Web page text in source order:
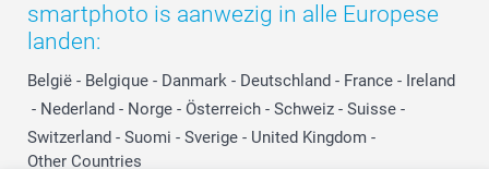
smartphoto is aanwezig in alle Europese
landen:
België - Belgique - Danmark - Deutschland - France - Ireland
- Nederland - Norge - Österreich - Schweiz - Suisse -
Switzerland - Suomi - Sverige - United Kingdom -
Other Countries